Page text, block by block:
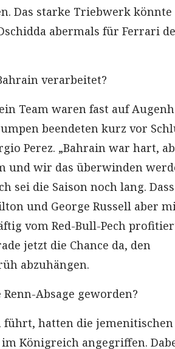
Das starke Triebwerk könnte
abermals für Ferrari
verarbeitet?
Team waren fast auf
beendeten kurz vor
Perez. „Bahrain war hart,
und wir das überwinden
sei die Saison noch lang. Dass
und George Russell aber
vom Red-Bull-Pech
jetzt die Chance da, den
abzuhängen.
Absage geworden?
führt, hatten die jemenitischen
Königreich angegriffen.